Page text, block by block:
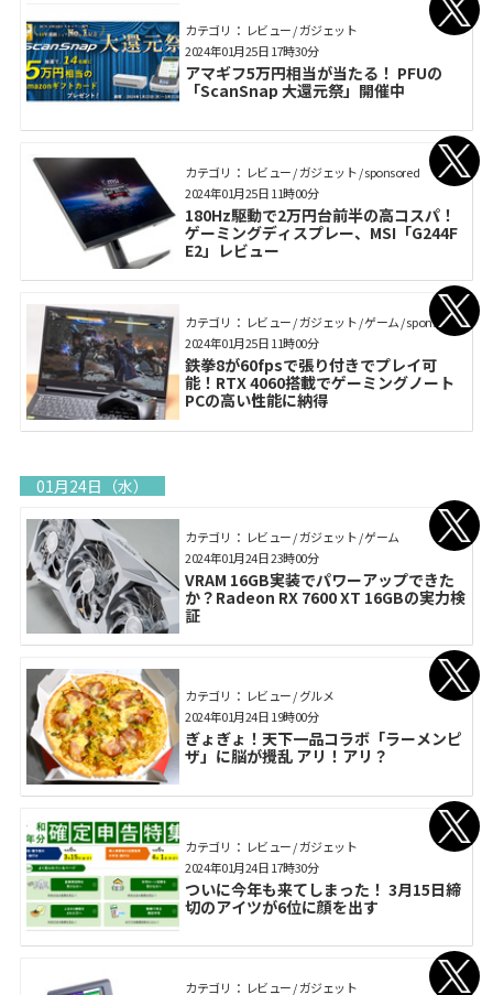
カテゴリ： レビュー / ガジェット
アマギフ5万円相当が当たる！ PFUの
「ScanSnap 大還元祭」開催中
2024年01月25日 17時30分
カテゴリ： レビュー / ガジェット / sponsored
180Hz駆動で2万円台前半の高コスパ！
ゲーミングディスプレー、MSI「G244F
E2」レビュー
2024年01月25日 11時00分
カテゴリ： レビュー / ガジェット / ゲーム / sponsored
鉄拳8が60fpsで張り付きでプレイ可
能！RTX 4060搭載でゲーミングノート
PCの高い性能に納得
2024年01月25日 11時00分
01月24日（水）
カテゴリ： レビュー / ガジェット / ゲーム
VRAM 16GB実装でパワーアップできた
か？Radeon RX 7600 XT 16GBの実力検
証
2024年01月24日 23時00分
カテゴリ： レビュー / グルメ
ぎょぎょ！天下一品コラボ「ラーメンピ
ザ」に脳が攪乱 アリ！アリ？
2024年01月24日 19時00分
カテゴリ： レビュー / ガジェット
ついに今年も来てしまった！ 3月15日締
切のアイツが6位に顔を出す
2024年01月24日 17時30分
カテゴリ： レビュー / ガジェット